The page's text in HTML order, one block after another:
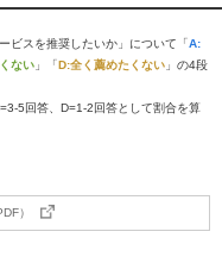
ビスを推奨したいか」について「A:
ない 」「D:全く薦めたくない 」の4段
5回答、D=1-2回答として割合を算
）